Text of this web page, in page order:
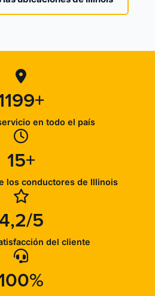
en todo el país
15+
los conductores de Illinois
5
del cliente